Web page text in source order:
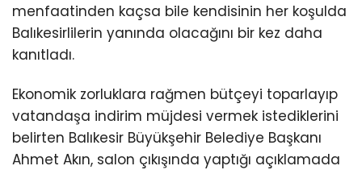
menfaatinden kaçsa bile kendisinin her koşulda
Balıkesirlilerin yanında olacağını bir kez daha
kanıtladı.
Ekonomik zorluklara rağmen bütçeyi toparlayıp
vatandaşa indirim müjdesi vermek istediklerini
belirten Balıkesir Büyükşehir Belediye Başkanı
Ahmet Akın, salon çıkışında yaptığı açıklamada